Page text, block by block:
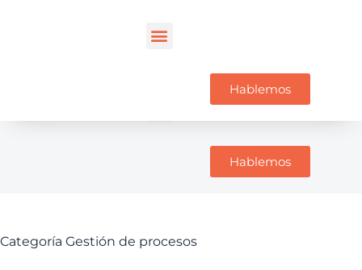
Hablemos
Hablemos
Categoría Gestión de procesos